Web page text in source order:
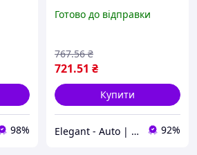
98%
(колір Хакі)
Готово до відправки
721.51 ₴
767.56 ₴
Купити
Elegant - Auto | Автотовари. Аксесуари для авто 92%